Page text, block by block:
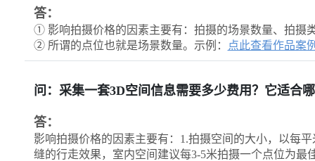
答：
① 影响拍摄价格的因素主要有：拍摄的场景数量、拍摄
② 所谓的点位也就是场景数量。示例：
点此查看作品案
问：采集一套3D空间信息需要多少费用？它适合
答：
影响拍摄价格的因素主要有：1.拍摄空间的大小，以每
缝的行走效果，室内空间建议每3-5米拍摄一个点位为最